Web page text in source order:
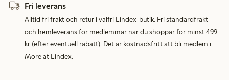
Fri leverans
Alltid fri frakt och retur i valfri Lindex-butik. Fri standardfrakt
och hemleverans för medlemmar när du shoppar för minst 499
kr (efter eventuell rabatt). Det är kostnadsfritt att bli medlem i
More at Lindex.